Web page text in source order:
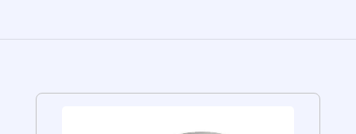
Beneficios
projetado para fornecer isolamento elétrico